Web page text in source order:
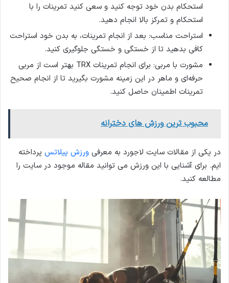
استحکام بدن خود توجه کنید و سعی کنید تمرینات را با
استحکام و تمرکز بالا انجام دهید.
استراحت مناسب: بعد از انجام تمرینات، به بدن خود استراحت
کافی بدهید تا از خستگی و خستگی جلوگیری کنید.
مشورت با مربی: برای انجام تمرینات TRX بهتر است از مربی
حرفه‌ای و ماهر در این زمینه مشورت بگیرید تا از انجام صحیح
تمرینات اطمینان حاصل کنید.
محبوب ترین ورزش های دخترانه
در یکی از مقالات سایت لاجورد به معرفی ورزش پیلاتس پرداخته
ایم. برای آشنایی با این ورزش می توانید مقاله موجود در سایت را
مطالعه کنید.